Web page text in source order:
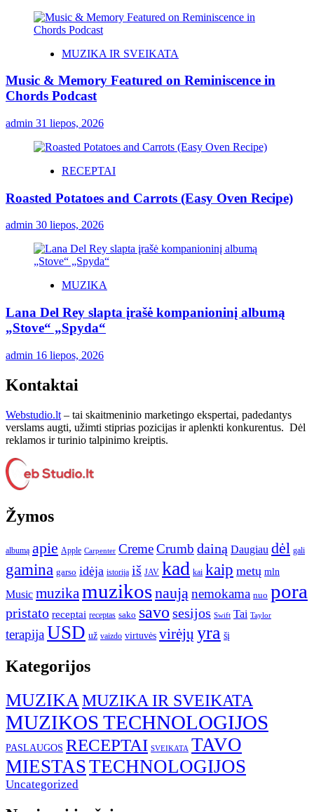
MUZIKA IR SVEIKATA
Music & Memory Featured on Reminiscence in
Chords Podcast
admin 31 liepos, 2026
RECEPTAI
Roasted Potatoes and Carrots (Easy Oven Recipe)
admin 30 liepos, 2026
MUZIKA
Lana Del Rey slapta įrašė kompanioninį albumą
„Stove“ „Spyda“
admin 16 liepos, 2026
Kontaktai
Webstudio.lt – tai skaitmeninio marketingo ekspertai, padedantys
verslams augti, užimti stiprias pozicijas ir aplenkti konkurentus. Dėl
reklamos ir turinio talpinimo kreiptis.
Žymos
albumą apie Apple Carpenter CremeCrumb dainą Daugiau dėl gali
gamina garso idėja istorija iš JAV kad kai kaip metų mln
Music muzika muzikosnaują nemokama nuo pora
pristato receptai receptas sako savo sesijos Swift Tai Taylor
terapijaUSD už vaizdo virtuvės virėjų yra šį
Kategorijos
MUZIKAMUZIKA IR SVEIKATA
MUZIKOS TECHNOLOGIJOS
PASLAUGOS RECEPTAI SVEIKATA TAVO
MIESTASTECHNOLOGIJOS
Uncategorized